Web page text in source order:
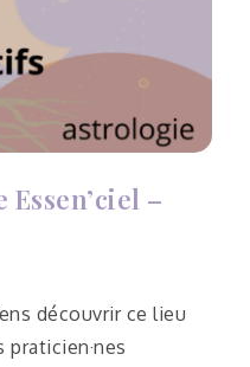
–
découvrir ce lieu